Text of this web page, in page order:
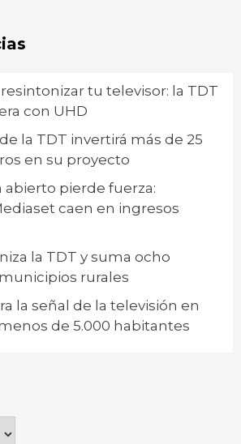
tu televisor: la TDT
con UHD
la TDT invertirá más de 25
en su proyecto
abierto pierde fuerza:
caen en ingresos
la TDT y suma ocho
rurales
la señal de la televisión en
de 5.000 habitantes